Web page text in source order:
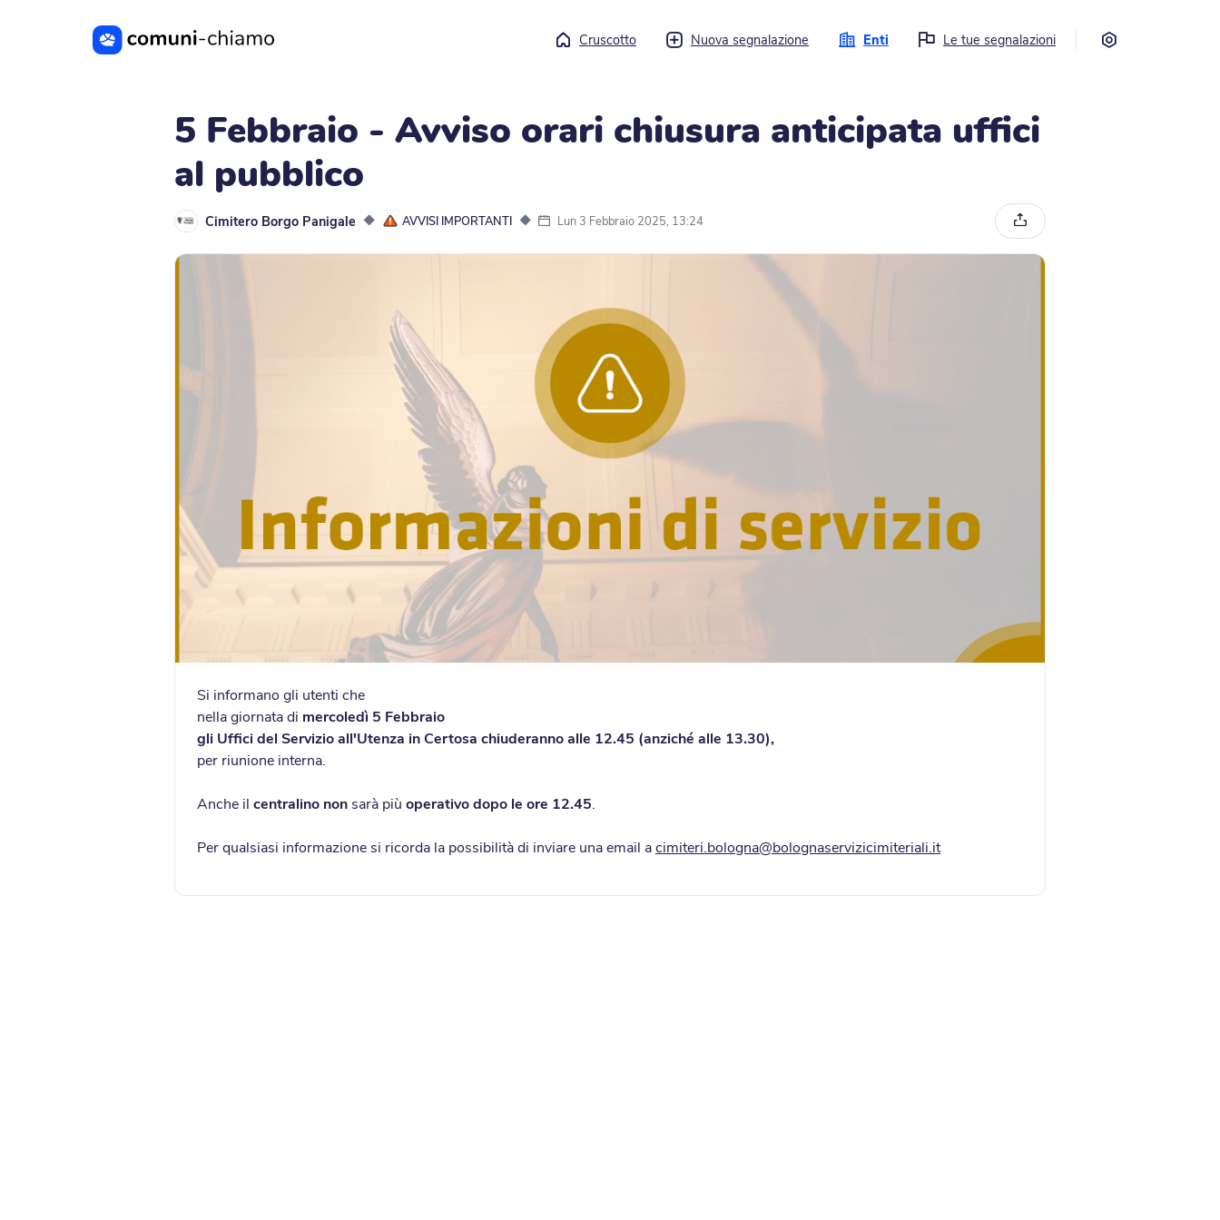
Vai al contenuto principale Cruscotto Nuova segnalazione Enti Le tue segnalazioni
5 Febbraio - Avviso orari chiusura anticipata uffici
al pubblico
Cimitero Borgo Panigale ◆ AVVISI IMPORTANTI ◆ Lun 3 Febbraio 2025, 13:24
Condividi
Si informano gli utenti che
nella giornata di mercoledì 5 Febbraio
gli Ufficidel Servizio all'Utenza in Certosa chiuderanno alle 12.45 (anziché alle 13.30),
per riunione interna.
Anche il centralino non sarà più operativo dopo le ore 12.45.
Per qualsiasi informazione si ricorda la possibilità di inviare una email acimiteri.bologna@bolognaservizicimiteriali.it